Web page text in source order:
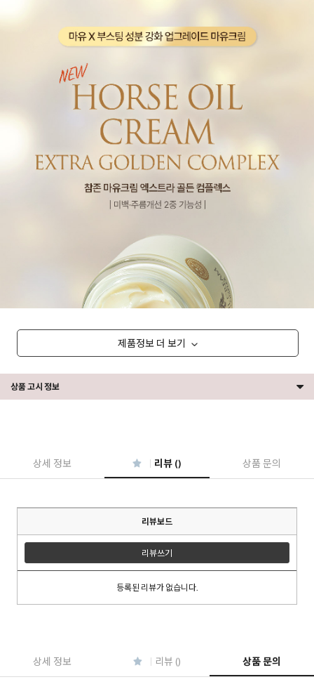
이코 라이프 하
제품정보 더 보기
상품 고시 정보
상세 정보 리뷰 () 상품 문의
리뷰보드
리뷰쓰기
등록된 리뷰가 없습니다.
상세 정보 리뷰 () 상품 문의